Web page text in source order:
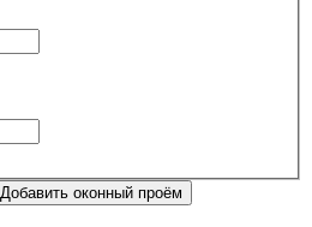
Добавить оконный проём